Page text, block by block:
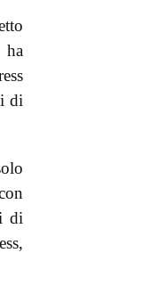
ha
di
di